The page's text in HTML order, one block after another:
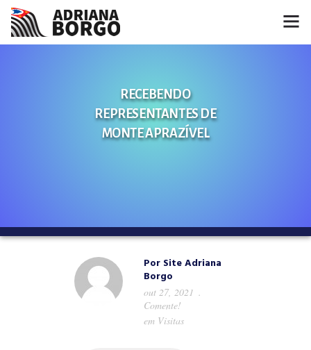
CONHEÇA A ADRIANA
RECEBENDO
REPRESENTANTES DE
MONTE APRAZÍVEL
Por Site Adriana
Borgo
out 27, 2021
Comente!
em Visitas